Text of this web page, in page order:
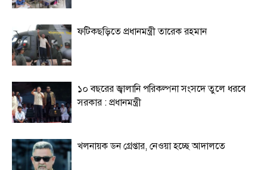
ফটিকছড়িতে প্রধানমন্ত্রী তারেক রহমান
১০ বছরের জ্বালানি পরিকল্পনা সংসদে তুলে ধরবে
সরকার : প্রধানমন্ত্রী
খলনায়ক ডন গ্রেপ্তার, নেওয়া হচ্ছে আদালতে